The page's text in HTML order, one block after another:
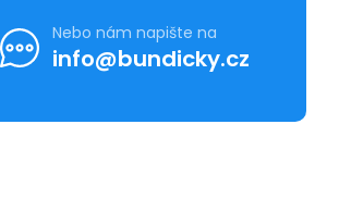
Nebo nám napište na
info@bundicky.cz